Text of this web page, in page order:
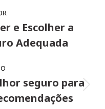
e Escolher a
Adequada
seguro para